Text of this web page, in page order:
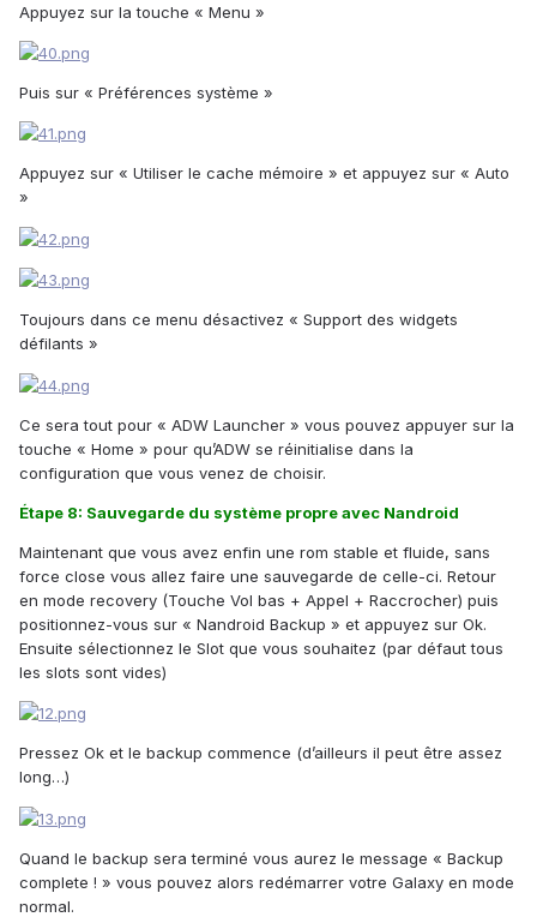
Appuyez sur la touche « Menu »
Puis sur « Préférences système »
Appuyez sur « Utiliser le cache mémoire » et appuyez sur « Auto
»
Toujours dans ce menu désactivez « Support des widgets
défilants »
Ce sera tout pour « ADW Launcher » vous pouvez appuyer sur la
touche « Home » pour qu’ADW se réinitialise dans la
configuration que vous venez de choisir.
Étape 8: Sauvegarde du système propre avec Nandroid
Maintenant que vous avez enfin une rom stable et fluide, sans
force close vous allez faire une sauvegarde de celle-ci. Retour
en mode recovery (Touche Vol bas + Appel + Raccrocher) puis
positionnez-vous sur « Nandroid Backup » et appuyez sur Ok.
Ensuite sélectionnez le Slot que vous souhaitez (par défaut tous
les slots sont vides)
Pressez Ok et le backup commence (d’ailleurs il peut être assez
long…)
Quand le backup sera terminé vous aurez le message « Backup
complete ! » vous pouvez alors redémarrer votre Galaxy en mode
normal.